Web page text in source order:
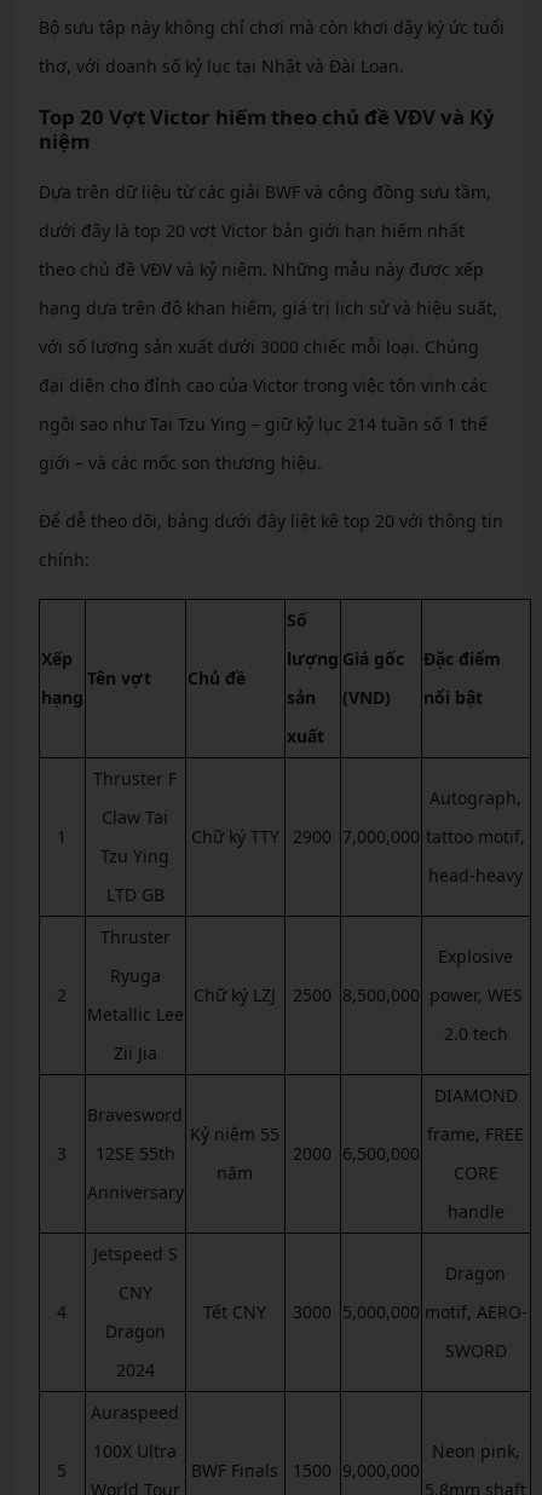
Bộ sưu tập này không chỉ chơi mà còn khơi dậy ký ức tuổi
thơ, với doanh số kỷ lục tại Nhật và Đài Loan.
Top 20 Vợt Victor hiếm theo chủ đề VĐV và Kỷ
niệm
Dựa trên dữ liệu từ các giải BWF và cộng đồng sưu tầm,
dưới đây là top 20 vợt Victor bản giới hạn hiếm nhất
theo chủ đề VĐV và kỷ niệm. Những mẫu này được xếp
hạng dựa trên độ khan hiếm, giá trị lịch sử và hiệu suất,
với số lượng sản xuất dưới 3000 chiếc mỗi loại. Chúng
đại diện cho đỉnh cao của Victor trong việc tôn vinh các
ngôi sao như Tai Tzu Ying – giữ kỷ lục 214 tuần số 1 thế
giới – và các mốc son thương hiệu.
Để dễ theo dõi, bảng dưới đây liệt kê top 20 với thông tin
chính:
Xếp
hạng
Tên vợt Chủ đề
Số
lượng
sản
xuất
Giá gốc
(VND)
Đặc điểm
nổi bật
1
Thruster F
Claw Tai
Tzu Ying
LTD GB
Chữ ký TTY 2900 7,000,000
Autograph,
tattoo motif,
head-heavy
2
Thruster
Ryuga
Metallic Lee
Zii Jia
Chữ ký LZJ 2500 8,500,000
Explosive
power, WES
2.0 tech
3
Bravesword
12SE 55th
Anniversary
Kỷ niệm 55
năm
2000 6,500,000
DIAMOND
frame, FREE
CORE
handle
4
Jetspeed S
CNY
Dragon
2024
Tết CNY 3000 5,000,000
Dragon
motif, AERO-
SWORD
5
Auraspeed
100X Ultra
World Tour
BWF Finals 1500 9,000,000
Neon pink,
5.8mm shaft